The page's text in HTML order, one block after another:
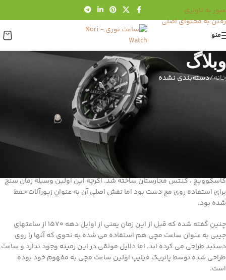
عبور به ناوبری
رفتن به محتوای اصلی
منو
وبلاگ
خانه/دسته‌بندی نشده
دسته‌بندی نشده
اولین ساعت مچی جهان
مدیریت فروشگاهدر فروردین 18, 1402 0
اولین ساعت مچی دنیا در سال ۱۸۶۸ توسط پاتریک فیلپ سوییسی برای خانم
کاسکوویچ ، کنتس مجارستان ساخته شد. اگرچه این اولین وسیله زمان سنج
برای استفاده روی مچ دست بود اما نقش اصلی آن به عنوان زیورآلات حفظ
شده بود.
چنین گفته شده که قبل از این زمان یعنی از اوایل دهه ۱۵۷۰ از ساعتهای
جیبی به عنوان ساعت مچی هم استفاده می شده به نحوی که آنها را روی
دستبد طراحی می کرده اند. اما دلایل موثقی در این زمینه وجود ندارد و ساعت
طراحی شده توسط پاتریک فیلیپ اولین ساعت مچی به مفهوم خود بوده
است.